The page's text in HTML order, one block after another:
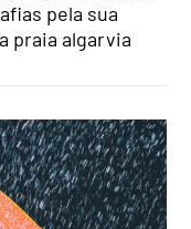
pela sua
praia algarvia